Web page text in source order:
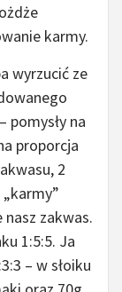
karmy.
wyrzucić ze
pomysły na
proporcja
2
zakwas.
1:5:5. Ja
– w słoiku